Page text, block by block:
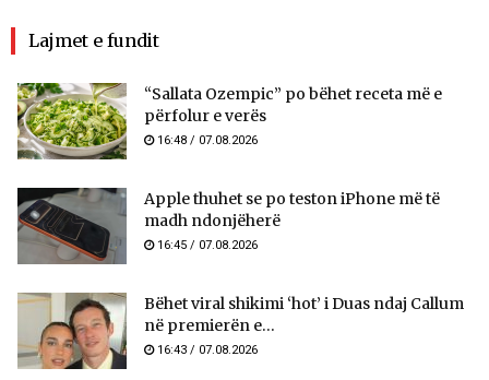
Lajmet e fundit
“Sallata Ozempic” po bëhet receta më e
përfolur e verës
16:48 / 07.08.2026
Apple thuhet se po teston iPhone më të
madh ndonjëherë
16:45 / 07.08.2026
Bëhet viral shikimi ‘hot’ i Duas ndaj Callum
në premierën e...
16:43 / 07.08.2026